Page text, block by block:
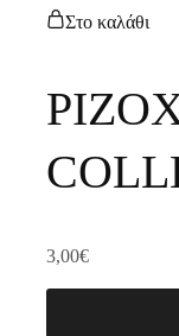
Στο καλάθι
3,00€